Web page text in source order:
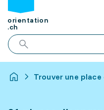
orientation
.ch
Trouver une